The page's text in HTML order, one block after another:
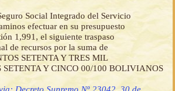
Social Integrado del Servicio
efectuar en su presupuesto
1,991, el siguiente traspaso
de recursos por la suma de
SETENTA Y TRES MIL
SETENTA Y CINCO 00/100 BOLIVIANOS
Decreto Supremo Nº 23042, 30 de